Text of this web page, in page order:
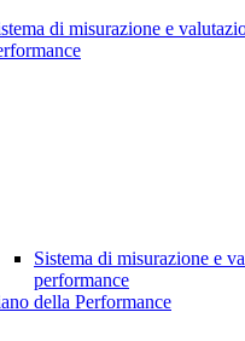
di misurazione e
Sistema di misurazione e
performance
della Performance